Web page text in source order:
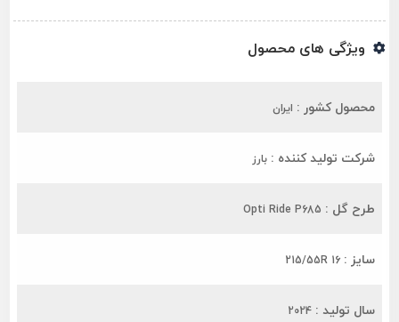
ویژگی های محصول
محصول کشور : ایران
شرکت تولید کننده : بارز
طرح گل : Opti Ride P685
سایز : 215/55R 16
سال تولید : 2024